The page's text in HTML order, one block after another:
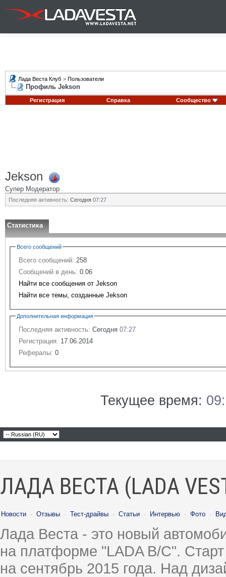
Лада Веста Клуб > Пользователи
Профиль Jekson
Регистрация Справка Сообщество
Jekson
Супер Модератор
Последняя активность: Сегодня 07:27
Статистика
Всего сообщений
Всего сообщений: 258
Сообщений в день: 0.06
Найти все сообщения от Jekson
Найти все темы, созданные Jekson
Дополнительная информация
Последняя активность: Сегодня 07:27
Регистрация: 17.06.2014
Рефералы: 0
Текущее время:
ЛАДА ВЕСТА (LADA
Новости · Отзывы · Тест-драйвы · Статьи · Интервью · Фото ·
Лада Веста - это новый
на платформе "LADA B/C".
на сентябрь 2015 года. Над